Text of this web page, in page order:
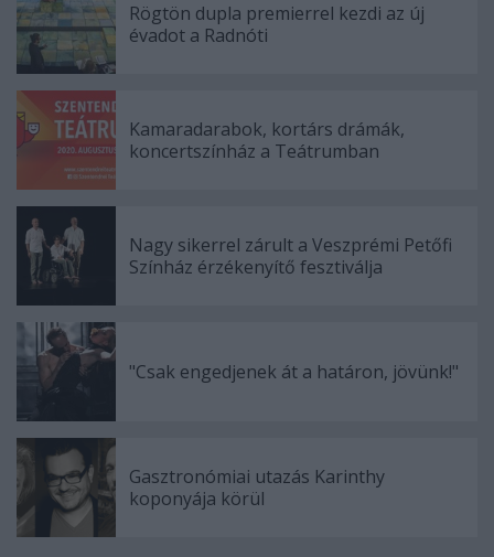
Rögtön dupla premierrel kezdi az új
évadot a Radnóti
Kamaradarabok, kortárs drámák,
koncertszínház a Teátrumban
Nagy sikerrel zárult a Veszprémi Petőfi
Színház érzékenyítő fesztiválja
"Csak engedjenek át a határon, jövünk!"
Gasztronómiai utazás Karinthy
koponyája körül